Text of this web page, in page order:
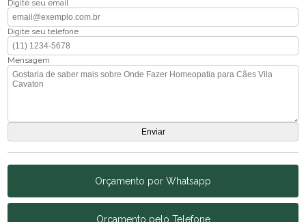
Digite seu email
Digite seu telefone
Mensagem
Orçamento por Whatsapp
Orçamento pelo Telefone